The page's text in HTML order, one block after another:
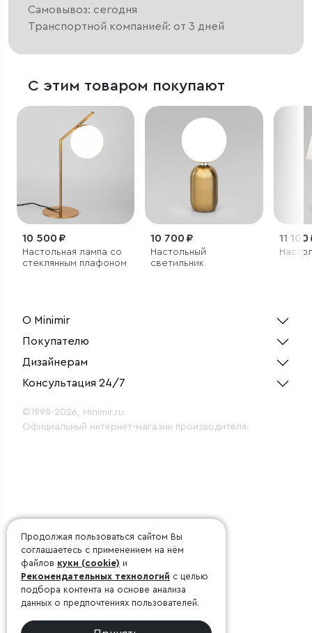
Самовывоз: сегодня
Транспортной компанией: от 3 дней
С этим товаром покупают
10 500 ₽
Настольная лампа со
стеклянным плафоном
10 700 ₽
Настольный
светильник
11 100
О Minimir
Покупателю
Дизайнерам
Консультация 24/7
©1998-2026, Minimir.ru
Официальный интернет-магазин производителя.
Продолжая пользоваться сайтом Вы
соглашаетесь с применением на нём
файлов куки (cookie) и
Рекомендательных технологий с целью
подбора контента на основе анализа
данных о предпочтениях пользователей.